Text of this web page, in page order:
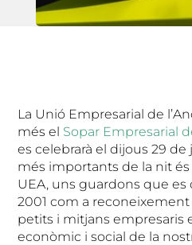
La Unió Empresarial de
més el Sopar Empresarial
es celebrarà el dijous 29
més importants de la nit és
UEA, uns guardons que es
2001 com a
petits i mitjans empresaris
econòmic i social de la